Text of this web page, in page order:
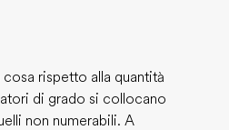
rispetto alla quantità
di grado si collocano
non numerabili. A